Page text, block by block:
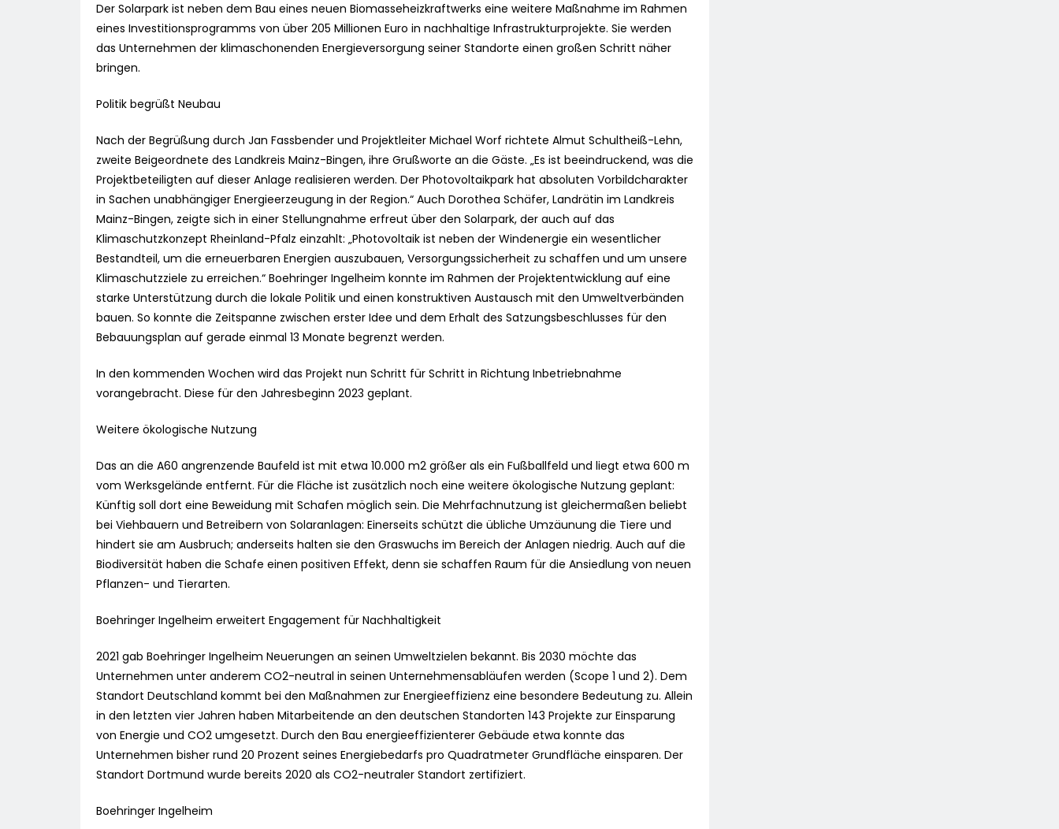
Der Solarpark ist neben dem Bau eines neuen Biomasseheizkraftwerks eine weitere Maßnahme im Rahmen
eines Investitionsprogramms von über 205 Millionen Euro in nachhaltige Infrastrukturprojekte. Sie werden
das Unternehmen der klimaschonenden Energieversorgung seiner Standorte einen großen Schritt näher
bringen.
Politik begrüßt Neubau
Nach der Begrüßung durch Jan Fassbender und Projektleiter Michael Worf richtete Almut Schultheiß-Lehn,
zweite Beigeordnete des Landkreis Mainz-Bingen, ihre Grußworte an die Gäste. „Es ist beeindruckend, was die
Projektbeteiligten auf dieser Anlage realisieren werden. Der Photovoltaikpark hat absoluten Vorbildcharakter
in Sachen unabhängiger Energieerzeugung in der Region.“ Auch Dorothea Schäfer, Landrätin im Landkreis
Mainz-Bingen, zeigte sich in einer Stellungnahme erfreut über den Solarpark, der auch auf das
Klimaschutzkonzept Rheinland-Pfalz einzahlt: „Photovoltaik ist neben der Windenergie ein wesentlicher
Bestandteil, um die erneuerbaren Energien auszubauen, Versorgungssicherheit zu schaffen und um unsere
Klimaschutzziele zu erreichen.“ Boehringer Ingelheim konnte im Rahmen der Projektentwicklung auf eine
starke Unterstützung durch die lokale Politik und einen konstruktiven Austausch mit den Umweltverbänden
bauen. So konnte die Zeitspanne zwischen erster Idee und dem Erhalt des Satzungsbeschlusses für den
Bebauungsplan auf gerade einmal 13 Monate begrenzt werden.
In den kommenden Wochen wird das Projekt nun Schritt für Schritt in Richtung Inbetriebnahme
vorangebracht. Diese für den Jahresbeginn 2023 geplant.
Weitere ökologische Nutzung
Das an die A60 angrenzende Baufeld ist mit etwa 10.000 m2 größer als ein Fußballfeld und liegt etwa 600 m
vom Werksgelände entfernt. Für die Fläche ist zusätzlich noch eine weitere ökologische Nutzung geplant:
Künftig soll dort eine Beweidung mit Schafen möglich sein. Die Mehrfachnutzung ist gleichermaßen beliebt
bei Viehbauern und Betreibern von Solaranlagen: Einerseits schützt die übliche Umzäunung die Tiere und
hindert sie am Ausbruch; anderseits halten sie den Graswuchs im Bereich der Anlagen niedrig. Auch auf die
Biodiversität haben die Schafe einen positiven Effekt, denn sie schaffen Raum für die Ansiedlung von neuen
Pflanzen- und Tierarten.
Boehringer Ingelheim erweitert Engagement für Nachhaltigkeit
2021 gab Boehringer Ingelheim Neuerungen an seinen Umweltzielen bekannt. Bis 2030 möchte das
Unternehmen unter anderem CO2-neutral in seinen Unternehmensabläufen werden (Scope 1 und 2). Dem
Standort Deutschland kommt bei den Maßnahmen zur Energieeffizienz eine besondere Bedeutung zu. Allein
in den letzten vier Jahren haben Mitarbeitende an den deutschen Standorten 143 Projekte zur Einsparung
von Energie und CO2 umgesetzt. Durch den Bau energieeffizienterer Gebäude etwa konnte das
Unternehmen bisher rund 20 Prozent seines Energiebedarfs pro Quadratmeter Grundfläche einsparen. Der
Standort Dortmund wurde bereits 2020 als CO2-neutraler Standort zertifiziert.
Boehringer Ingelheim